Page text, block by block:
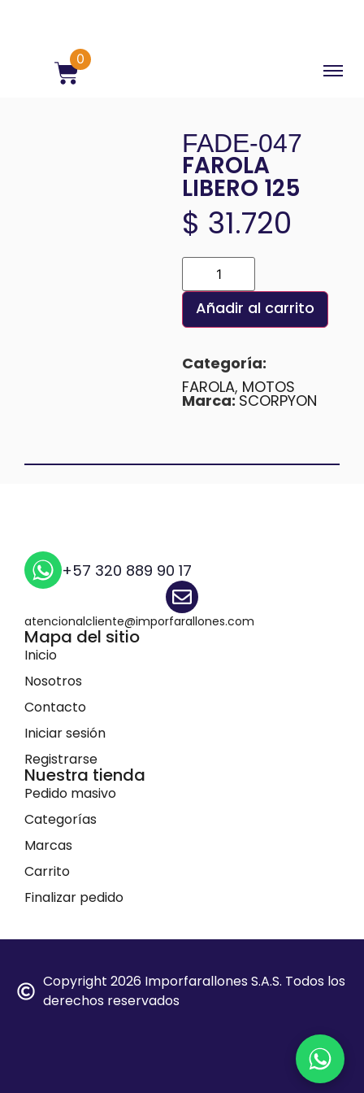
0
FADE-047
FAROLA
LIBERO 125
$ 31.720
Añadir al carrito
Categoría:
FAROLA, MOTOS
Marca:SCORPYON
+57 320 889 90 17
atencionalcliente@imporfarallones.com
Mapa del sitio
Inicio
Nosotros
Contacto
Iniciar sesión
Registrarse
Nuestra tienda
Pedido masivo
Categorías
Marcas
Carrito
Finalizar pedido
Copyright 2026 Imporfarallones S.A.S. Todos los
derechos reservados